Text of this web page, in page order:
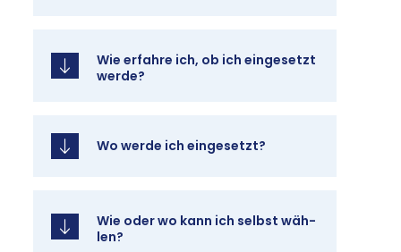
Wie er­fah­re ich, ob ich ein­ge­setzt
wer­de?
Wo wer­de ich ein­ge­setzt?
Wie oder wo kann ich selbst wäh­
len?